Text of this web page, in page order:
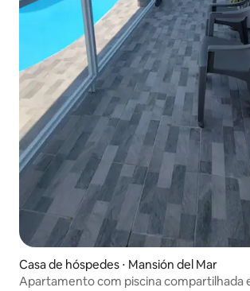
Casa de hóspedes ⋅ Mansión del Mar
Apartamento com piscina compartilhada